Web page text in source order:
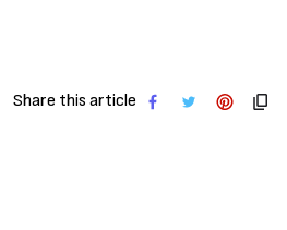
Share this article